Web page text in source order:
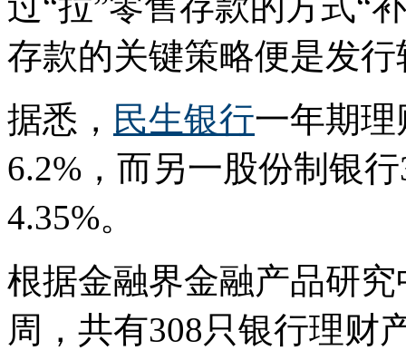
存款的关键策略便是发
据悉， 民生银行一年期
6.2%，而另一股份制银
4.35%。
根据金融界金融产品研
周，共有308只银行理财